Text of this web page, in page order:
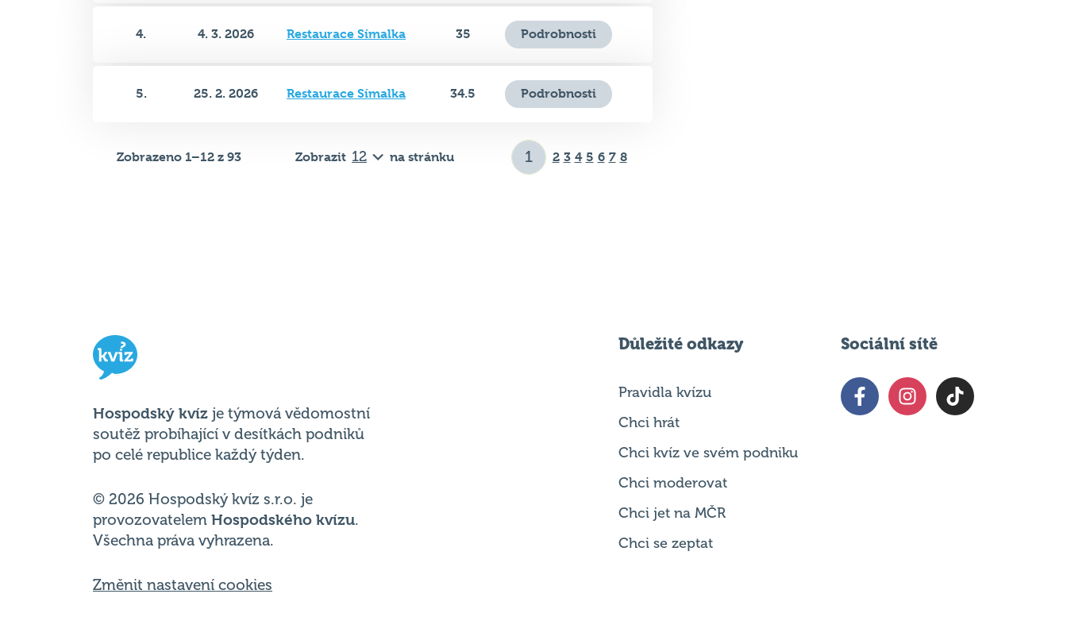
5. 25. 2. 2026 Restaurace Símalka 34.5 Podrobnosti
Zobrazeno 1–12 z 93 Zobrazit na stránku 2 3 4 5 7
Hospodský kvíz
soutěž probíhající v desítkách podniků
© 2026 Hospodský kvíz s.r.o. je
provozovatelem Hospodského kvízu
Změnit nastavení cookies
Pravidla kvízu
Chci kvíz ve svém podniku
Chci moderovat
Chci jet na MČR
Chci se zeptat